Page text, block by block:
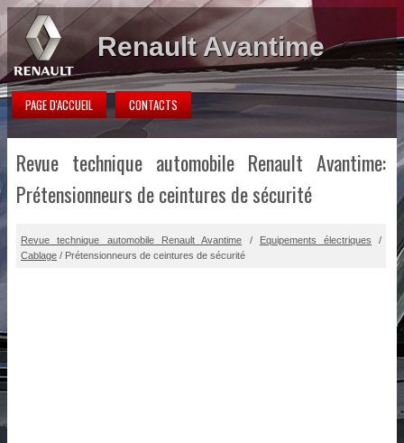
Renault Avantime
PAGE D'ACCUEIL CONTACTS
Revue technique automobile Renault Avantime:
Prétensionneurs de ceintures de sécurité
Revue technique automobile Renault Avantime / Equipements électriques /
Cablage / Prétensionneurs de ceintures de sécurité